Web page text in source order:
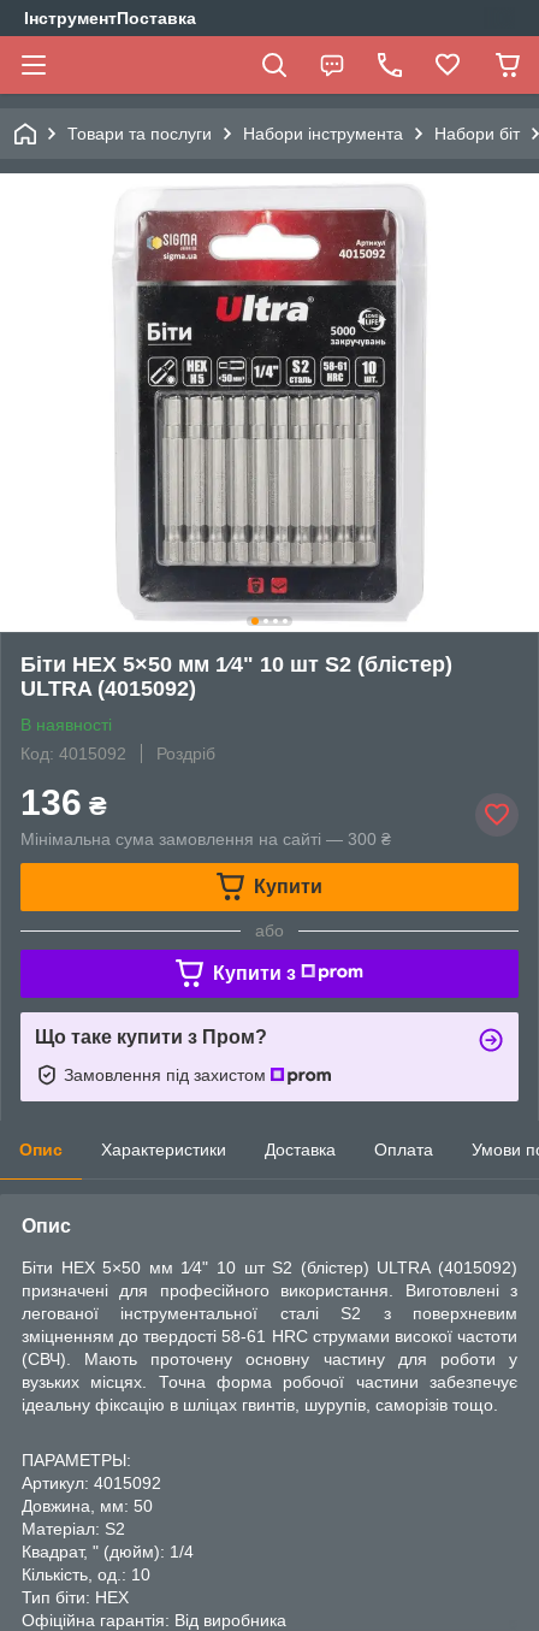
ІнструментПоставка
Товари та послуги Набори інструмента Набори біт
Біти HEX 5×50 мм 1⁄4" 10 шт S2 (блістер)
ULTRA (4015092)
В наявності
Код: 4015092
Роздріб
136 ₴
Мінімальна сума замовлення на сайті — 300 ₴
Купити
або
Купити з
Що таке купити з Пром?
Замовлення під захистом
Опис Характеристики Доставка Оплата Умови
Опис
Біти HEX 5×50 мм 1⁄4" 10 шт S2 (блістер) ULTRA (4015092)
призначені для професійного використання. Виготовлені з
легованої інструментальної сталі S2 з поверхневим
зміцненням до твердості 58-61 HRC струмами високої частоти
(СВЧ). Мають проточену основну частину для роботи у
вузьких місцях. Точна форма робочої частини забезпечує
ідеальну фіксацію в шліцах гвинтів, шурупів, саморізів тощо.
ПАРАМЕТРЫ:
Артикул: 4015092
Довжина, мм: 50
Матеріал: S2
Квадрат, " (дюйм): 1/4
Кількість, од.: 10
Тип біти: HEX
Офіційна гарантія: Від виробника